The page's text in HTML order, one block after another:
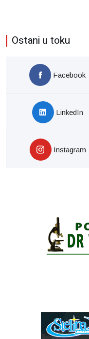
Ostani u toku
Facebook
LinkedIn
Instagram